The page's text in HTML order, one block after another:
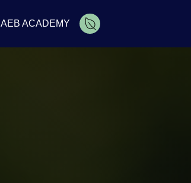
AEB ACADEMY